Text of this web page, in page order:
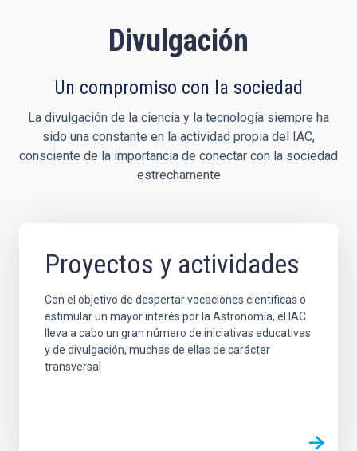
Divulgación
Un compromiso con la sociedad
La divulgación de la ciencia y la tecnología siempre ha
sido una constante en la actividad propia del IAC,
consciente de la importancia de conectar con la sociedad
estrechamente
Proyectos y actividades
Con el objetivo de despertar vocaciones científicas o
estimular un mayor interés por la Astronomía, el IAC
lleva a cabo un gran número de iniciativas educativas
y de divulgación, muchas de ellas de carácter
transversal